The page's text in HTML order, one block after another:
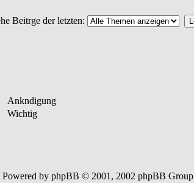
Beitrge der letzten:
Ankndigung
Wichtig
Powered by phpBB © 2001, 2002 phpBB Group